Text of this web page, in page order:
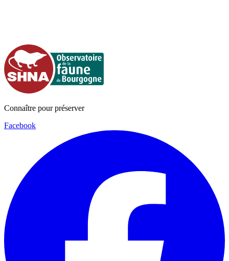
Connaître pour préserver
Facebook